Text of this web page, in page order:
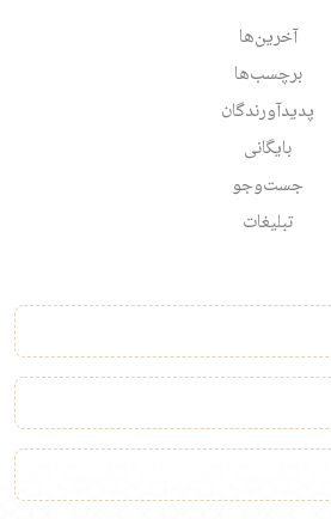
آخرین‌ها
برچسب‌ها
پدیدآورندگان
بایگانی
جست‌وجو
تبلیغات